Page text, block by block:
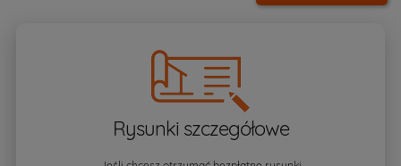
Rysunki szczegółowe